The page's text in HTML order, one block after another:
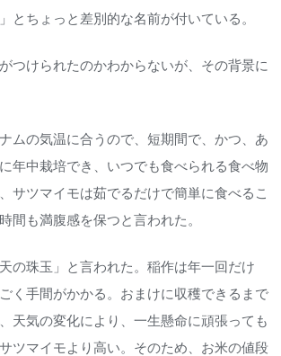
とちょっと差別的な名前が付いている。
つけられたのかわからないが、その背景に
ムの気温に合うので、短期間で、かつ、あ
年中栽培でき、いつでも食べられる食べ物
サツマイモは茹でるだけで簡単に食べるこ
間も満腹感を保つと言われた。
の珠玉」と言われた。稲作は年一回だけ
く手間がかかる。おまけに収穫できるまで
天気の変化により、一生懸命に頑張っても
ツマイモより高い。そのため、お米の値段